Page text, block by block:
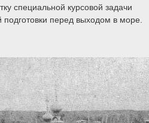
специальной курсовой задачи
подготовки перед выходом в море.